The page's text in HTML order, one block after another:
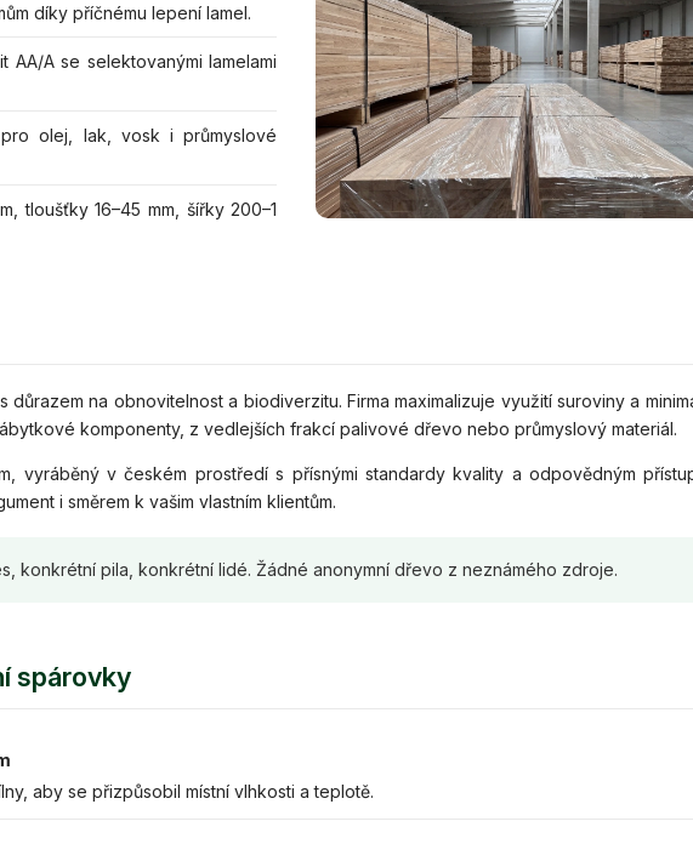
díky příčnému lepení lamel.
A se selektovanými lamelami
olej, lak, vosk i průmyslové
tloušťky 16–45 mm, šířky 200–1
na obnovitelnost a biodiverzitu. Firma maximalizuje využití suroviny a
komponenty, z vedlejších frakcí palivové dřevo nebo průmyslový materiál.
vyráběný v českém prostředí s přísnými standardy kvality a odpovědným
i směrem k vašim vlastním klientům.
konkrétní pila, konkrétní lidé. Žádné anonymní dřevo z neznámého zdroje.
spárovky
aby se přizpůsobil místní vlhkosti a teplotě.